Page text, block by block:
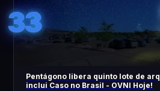
33
Pentágono libera quinto lote de
inclui Caso no Brasil - OVNI Hoje!